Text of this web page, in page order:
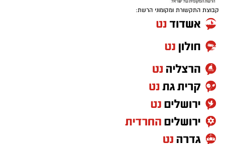
קבוצת התקשורת ומקומוני הרשת: